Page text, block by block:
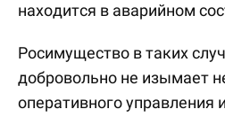
находится в аварийном
Росимущество в таких
добровольно не изымает
оперативного управления